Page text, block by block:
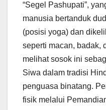
“Segel Pashupati”,
manusia bertanduk
(posisi yoga) dan
seperti macan, badak,
melihat sosok ini
Siwa dalam tradisi
penguasa binatang.
fisik melalui